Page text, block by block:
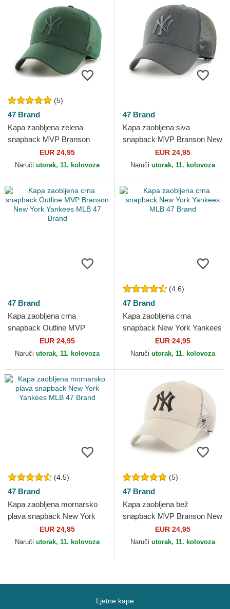
(5)
47 Brand
Kapa zaobljena zelena
snapback MVP Branson
New York Yankees MLB 47
Brand
EUR 24,95
Naruči utorak, 11. kolovoza
47 Brand
Kapa zaobljena siva
snapback MVP Branson New
York Yankees MLB 47 Brand
EUR 24,95
Naruči utorak, 11. kolovoza
47 Brand
Kapa zaobljena crna
snapback Outline MVP
Branson New York Yankees
MLB 47 Brand
EUR 24,95
Naruči utorak, 11. kolovoza
(4.6)
47 Brand
Kapa zaobljena crna
snapback New York Yankees
MLB 47 BrandEUR 24,95
Naruči utorak, 11. kolovoza
(4.5)
47 Brand
Kapa zaobljena mornarsko
plava snapback New York
Yankees MLB 47 Brand
EUR 24,95
Naruči utorak, 11. kolovoza
(5)
47 Brand
Kapa zaobljena bež
snapback MVP Branson New
York Yankees MLB 47 Brand
EUR 24,95
Naruči utorak, 11. kolovoza
Ljetne kape